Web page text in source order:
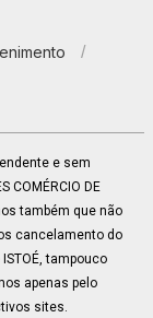
e sem
COMÉRCIO DE
também que não
cancelamento do
tampouco
apenas pelo
sites.